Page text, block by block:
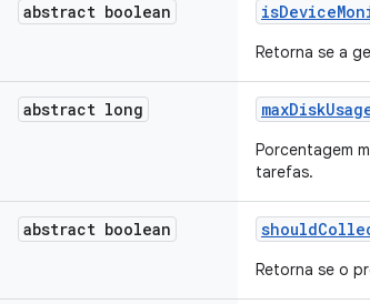
abstract boolean isDevice
Retorna se a
abstract long maxDisk
Porcentagem
tarefas.
abstract boolean should
Retorna se o